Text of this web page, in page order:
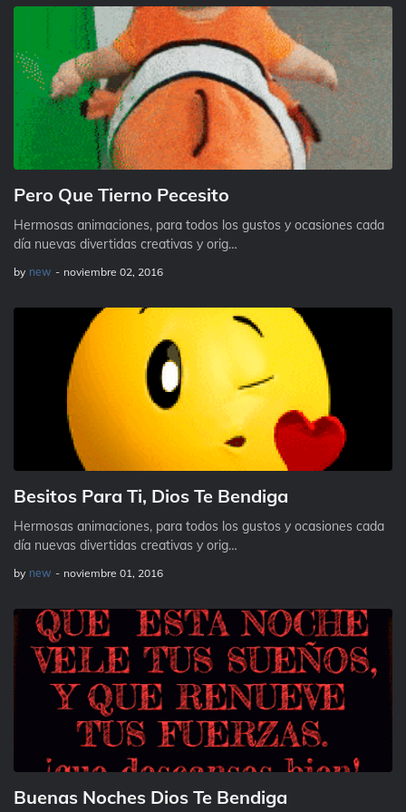
Pero Que Tierno Pecesito
Hermosas animaciones, para todos los gustos y ocasiones cada
día nuevas divertidas creativas y orig…
by new - noviembre 02, 2016
Besitos Para Ti, Dios Te Bendiga
Hermosas animaciones, para todos los gustos y ocasiones cada
día nuevas divertidas creativas y orig…
by new - noviembre 01, 2016
Buenas Noches Dios Te Bendiga